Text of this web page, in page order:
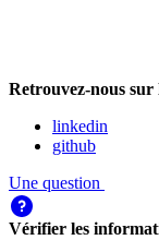
Retrouvez-nous sur
linkedin
github
Une question
Vérifier les